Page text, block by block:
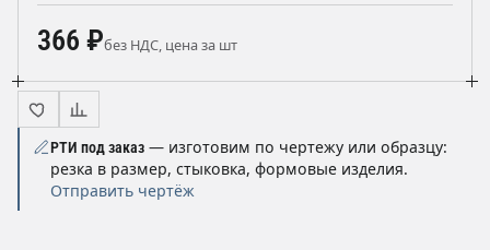
366 ₽без НДС, цена за шт
РТИ под заказ — изготовим по чертежу или образцу:
резка в размер, стыковка, формовые изделия.
Отправить чертёж